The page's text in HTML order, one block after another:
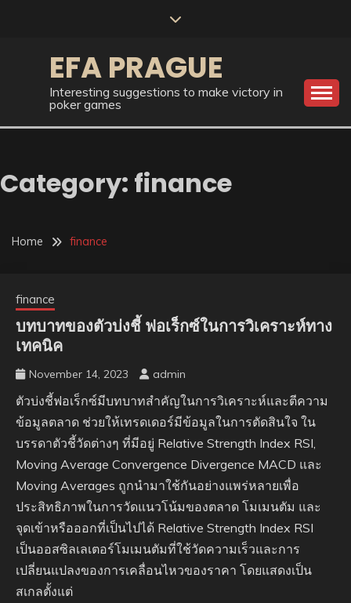
EFA PRAGUE
Interesting suggestions to make victory in
poker games
Category: finance
Home finance
finance
บทบาทของตัวบ่งชี้ ฟอเร็กซ์ในการวิเคราะห์ทาง
เทคนิค
November 14, 2023 admin
ตัวบ่งชี้ฟอเร็กซ์มีบทบาทสำคัญในการวิเคราะห์และตีความ
ข้อมูลตลาด ช่วยให้เทรดเดอร์มีข้อมูลในการตัดสินใจ ใน
บรรดาตัวชี้วัดต่างๆ ที่มีอยู่ Relative Strength Index RSI,
Moving Average Convergence Divergence MACD และ
Moving Averages ถูกนำมาใช้กันอย่างแพร่หลายเพื่อ
ประสิทธิภาพในการวัดแนวโน้มของตลาด โมเมนตัม และ
จุดเข้าหรือออกที่เป็นไปได้ Relative Strength Index RSI
เป็นออสซิลเลเตอร์โมเมนตัมที่ใช้วัดความเร็วและการ
เปลี่ยนแปลงของการเคลื่อนไหวของราคา โดยแสดงเป็น
สเกลตั้งแต่